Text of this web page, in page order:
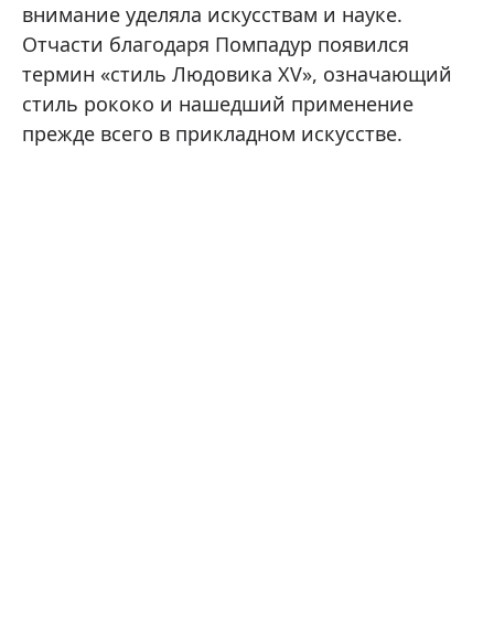
внимание уделяла искусствам и науке.
Отчасти благодаря Помпадур появился
термин «стиль Людовика XV», означающий
стиль рококо и нашедший применение
прежде всего в прикладном искусстве.